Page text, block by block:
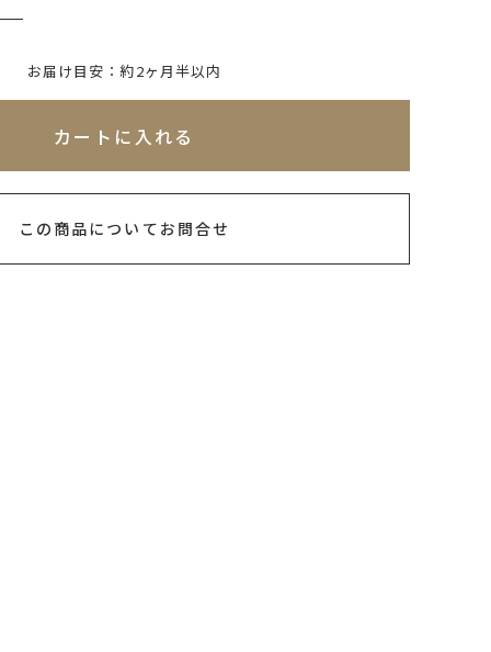
※必ず選択ください
お届け目安：約2ヶ月半以内
カートに入れる
この商品についてお問合せ